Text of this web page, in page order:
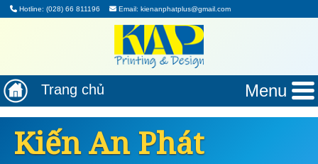
Hotline: (028) 66 811196 Email: kienanphatplus@gmail.com
Trang chủ Menu
Kiến An Phát